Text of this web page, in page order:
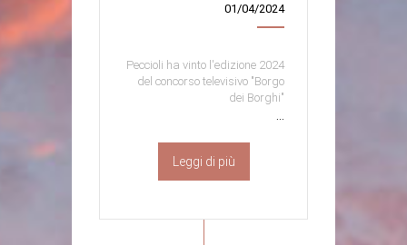
01/04/2024
Peccioli ha vinto l'edizione 2024
del concorso televisivo "Borgo
dei Borghi"
Leggi di più